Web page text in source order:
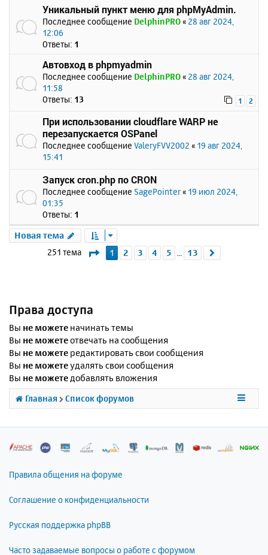
Уникальный пункт меню для phpMyAdmin.
Последнее сообщение DelphinPRO « 28 авг 2024,
12:06
Ответы: 1
Автовход в phpmyadmin
Последнее сообщение DelphinPRO « 28 авг 2024,
11:58
Ответы: 13 1 2
При использовании cloudflare WARP не
перезапускается OSPanel
Последнее сообщение ValeryFVV2002 « 19 авг 2024,
15:41
Запуск cron.php по CRON
Последнее сообщение SagePointer « 19 июл 2024,
01:35
Ответы: 1
Новая тема
251 тема Страница1 из 13
1 2 3 4 5 13
Права доступа
Вы не можете начинать темы
Вы не можетеотвечать на сообщения
Вы не можете редактировать свои сообщения
Вы не можетеудалять свои сообщения
Вы не можете добавлять вложения
Главная Список форумов
Правила общения на форуме
Соглашение о конфиденциальности
Русская поддержка phpBB
Часто задаваемые вопросы о работе с форумом